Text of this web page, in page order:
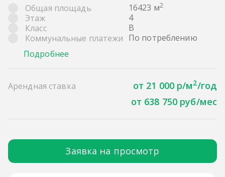
Общая площадь 16423 м2
Этаж
4
Класс
B
Коммунальные платежи По потреблению
Подробнее
Арендная ставка от 21 000 р/м2/год
от 638 750 руб/мес
Заявка на просмотр